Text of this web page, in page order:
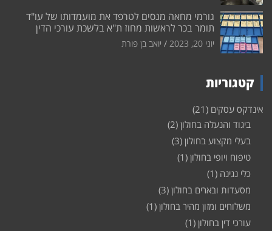
גורמי מחאה מנסים לטרפד את מועמדותו של עו"ד
תומר בכר לראשות מחוז ת"א בלשכת עורכי הדין
יוני 20, 2023 יואב בן פורת
קטגוריות
אינדקס עסקים (21)
ביגוד והנעלה בחולון (2)
בעלי מקצוע בחולון (3)
טיפוח ויופי בחולון (1)
כלי נגינה (1)
מסעדות ובארים בחולון (3)
משלוחים ומזון מהיר בחולון (1)
עורכי דין בחולון (1)